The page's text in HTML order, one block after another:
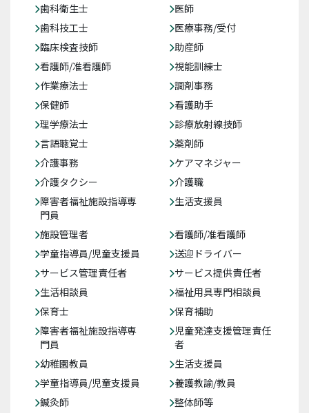
歯科衛生士
医師
歯科技工士
医療事務/受付
臨床検査技師
助産師
看護師/准看護師
視能訓練士
作業療法士
調剤事務
保健師
看護助手
理学療法士
診療放射線技師
言語聴覚士
薬剤師
介護事務
ケアマネジャー
介護タクシー
介護職
障害者福祉施設指導専
門員
生活支援員
施設管理者
看護師/准看護師
学童指導員/児童支援員
送迎ドライバー
サービス管理責任者
サービス提供責任者
生活相談員
福祉用具専門相談員
保育士
保育補助
障害者福祉施設指導専
門員
児童発達支援管理責任
者
幼稚園教員
生活支援員
学童指導員/児童支援員
養護教諭/教員
鍼灸師
整体師等